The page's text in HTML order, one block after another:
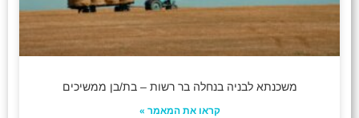
משכנתא לבניה בנחלה בר רשות – בת/בן ממשיכים
קראו את המאמר »